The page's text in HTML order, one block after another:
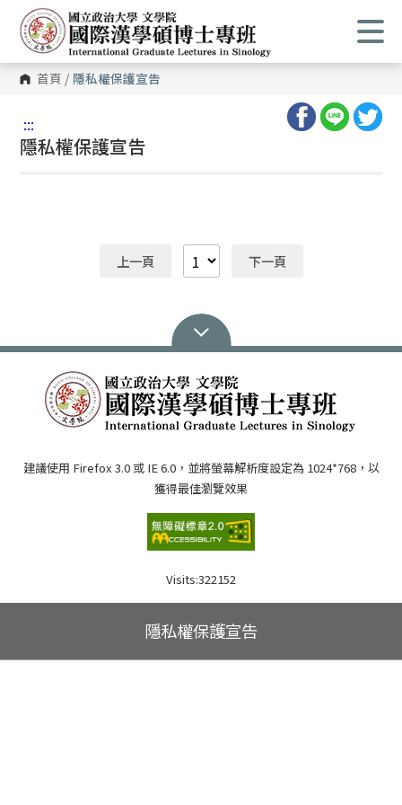
首頁 / 隱私權保護宣告
:::
隱私權保護宣告
上一頁 下一頁
建議使用 Firefox 3.0 或 IE 6.0，並將螢幕解析度設定為 1024*768，以
獲得最佳瀏覽效果
Visits:322152
隱私權保護宣告